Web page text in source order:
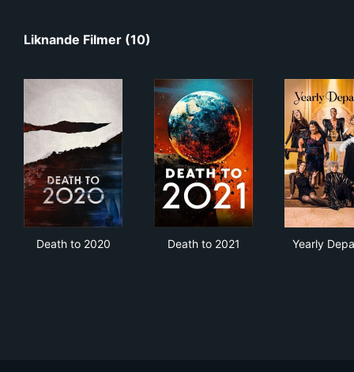
Liknande Filmer (10)
Death to 2020 Death to 2021 Yearly